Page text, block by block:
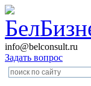
info@belconsult.ru
Задать вопрос